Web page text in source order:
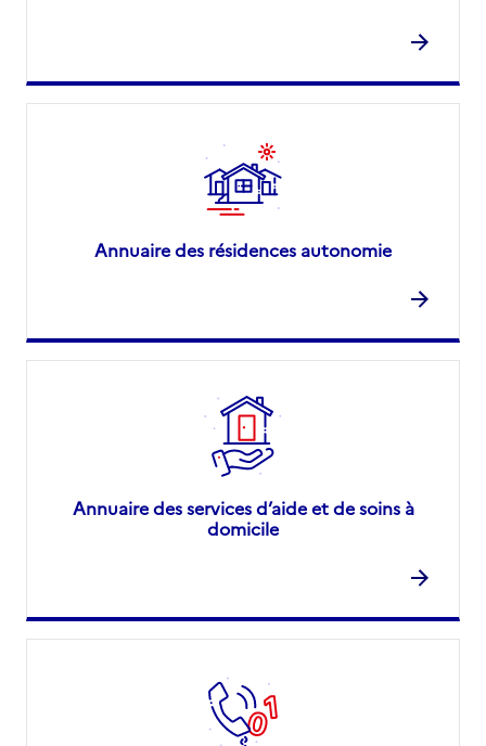
Annuaire des résidences autonomie
Annuaire des services d’aide et de soins à
domicile